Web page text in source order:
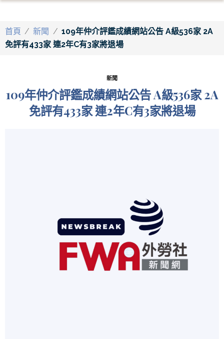
首頁 / 新聞 / 109年仲介評鑑成績網站公告 A級536家 2A
免評有433家 連2年C有3家將退場
新聞
109年仲介評鑑成績網站公告 A級536家 2A
免評有433家 連2年C有3家將退場